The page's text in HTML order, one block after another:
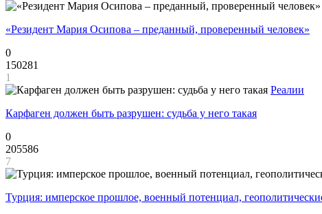
«Резидент Мария Осипова – преданный, проверенный человек»
0
150281
1
Реалии
Карфаген должен быть разрушен: судьба у него такая
0
205586
7
Турция: имперское прошлое, военный потенциал,